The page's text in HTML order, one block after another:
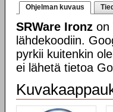
Ohjelman kuvaus
SRWare Ironz on
lähdekoodiin.
pyrkii kuitenkin
ei lähetä tietoa